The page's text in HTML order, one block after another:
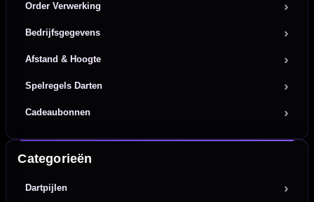
Order Verwerking
Bedrijfsgegevens
Afstand & Hoogte
Spelregels Darten
Cadeaubonnen
Categorieën
Dartpijlen